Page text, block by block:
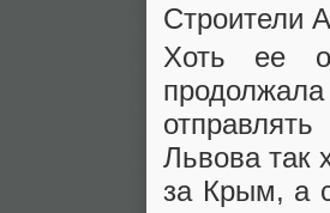
Строители
Хоть ее
Львова так
за Крым, а